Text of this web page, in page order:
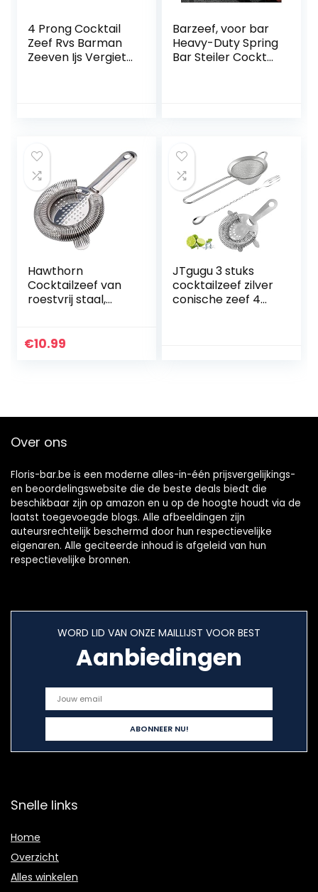
4 Prong Cocktail
Zeef Rvs Barman
Zeeven Ijs Vergiet
Barzeef, voor bar
Heavy-Duty Spring
Bar Steiler Cocktail
Hawthorn
Cocktailzeef van
roestvrij staal,
€10.99
JTgugu 3 stuks
cocktailzeef zilver
conische zeef 4
thee sap koffie
Over ons
Floris-bar.be is een moderne alles-in-één prijsvergelijkings-
en beoordelingswebsite die de beste deals biedt die
beschikbaar zijn op amazon en u op de hoogte houdt via de
laatst toegevoegde blogs. Alle afbeeldingen zijn
auteursrechtelijk beschermd door hun respectievelijke
eigenaren. Alle geciteerde inhoud is afgeleid van hun
respectievelijke bronnen.
WORD LID VAN ONZE MAILLIJST VOOR BEST
Aanbiedingen
Snelle links
Home
Overzicht
Alles winkelen